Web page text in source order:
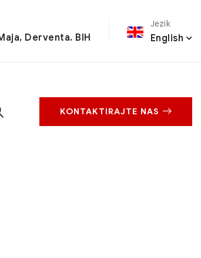
Derventa. BIH
Jezik
English
KONTAKTIRAJTE NAS